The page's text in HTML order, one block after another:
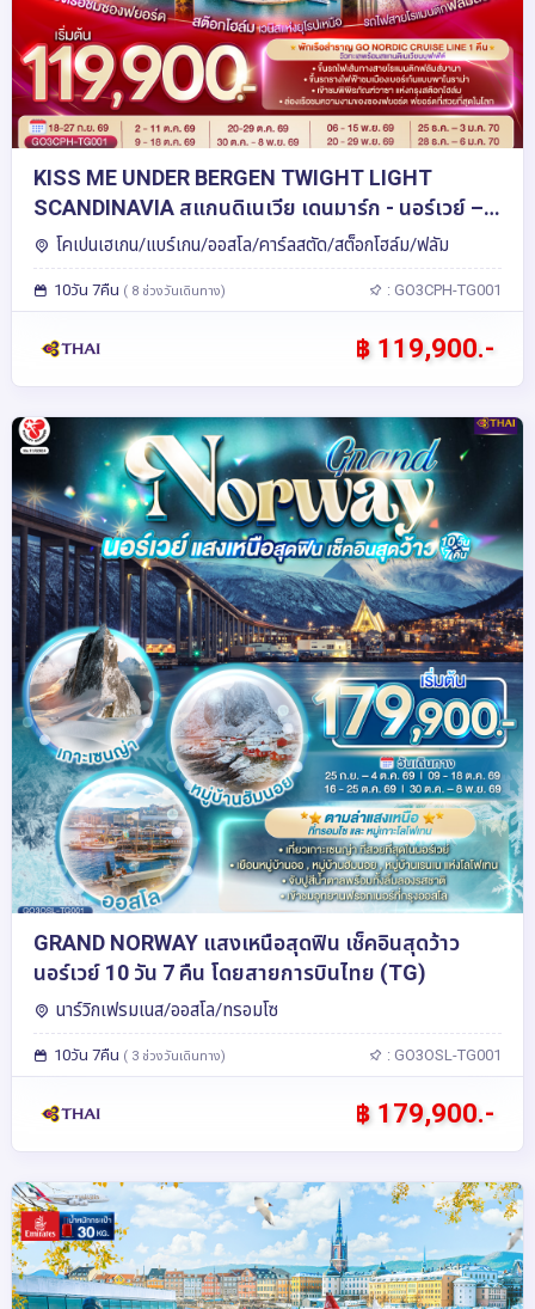
KISS ME UNDER BERGEN TWIGHT LIGHT
SCANDINAVIA สแกนดิเนเวีย เดนมาร์ก - นอร์เวย์ –
สวีเดน 10 วัน 7 คืน โดยสายการบินไทย (TG)
โคเปนเฮเกน/แบร์เกน/ออสโล/คาร์ลสตัด/สต็อกโฮล์ม/ฟลัม
10วัน 7คืน ( 8 ช่วงวันเดินทาง) : GO3CPH-TG001
฿ 119,900.-
GRAND NORWAY แสงเหนือสุดฟิน เช็คอินสุดว้าว
นอร์เวย์ 10 วัน 7 คืน โดยสายการบินไทย (TG)
นาร์วิกเฟรมเนส/ออสโล/ทรอมโซ
10วัน 7คืน ( 3 ช่วงวันเดินทาง) : GO3OSL-TG001
฿ 179,900.-